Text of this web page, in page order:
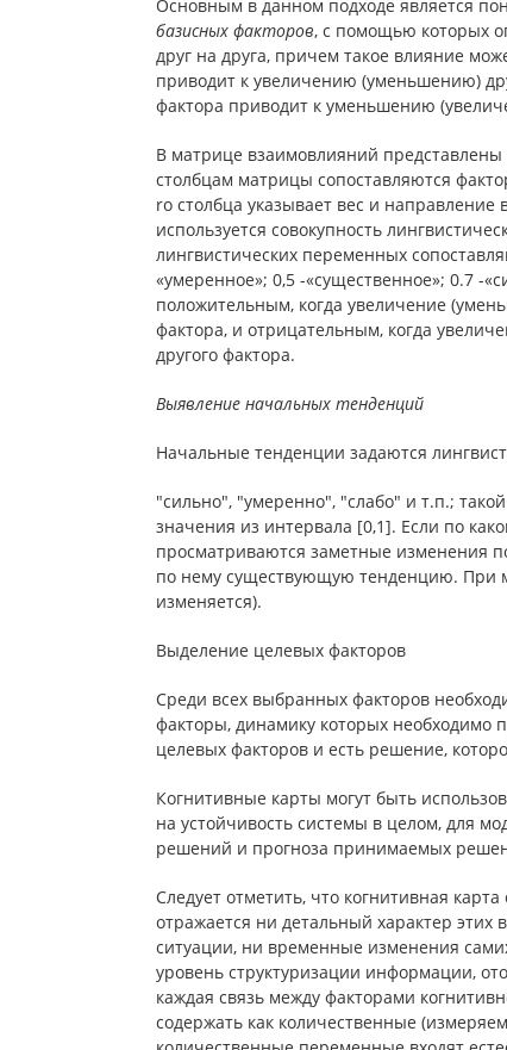
Основным в данном подходе является
базисных факторов, с помощью которых
друг на друга, причем такое влияние
приводит к увеличению (уменьшению)
фактора приводит к уменьшению
В матрице взаимовлияний
столбцам матрицы сопоставляются
ro столбца указывает вес и
используется совокупность
лингвистических переменных
«умеренное»; 0,5 -«существенное»; 0.7 -
положительным, когда увеличение
фактора, и отрицательным, когда
другого фактора.
Выявление начальных тенденций
Начальные тенденции задаются
"сильно", "умеренно", "слабо" и т.п.;
значения из интервала [0,1]. Если по
просматриваются заметные изменения
по нему существую­щую тенденцию. При
изменяется).
Выделение целевых факторов
Среди всех выбранных факторов
факторы, динамику которых необходимо
целевых факторов и есть решение,
Когнитивные карты могут быть
на устойчивость системы в целом, для
решений и прогноза принимаемых
Следует отметить, что когнитивная
отражается ни детальный характер
ситуации, ни временные изменения
уровень структуризации информации,
каждая связь между факторами
содержать как количественные